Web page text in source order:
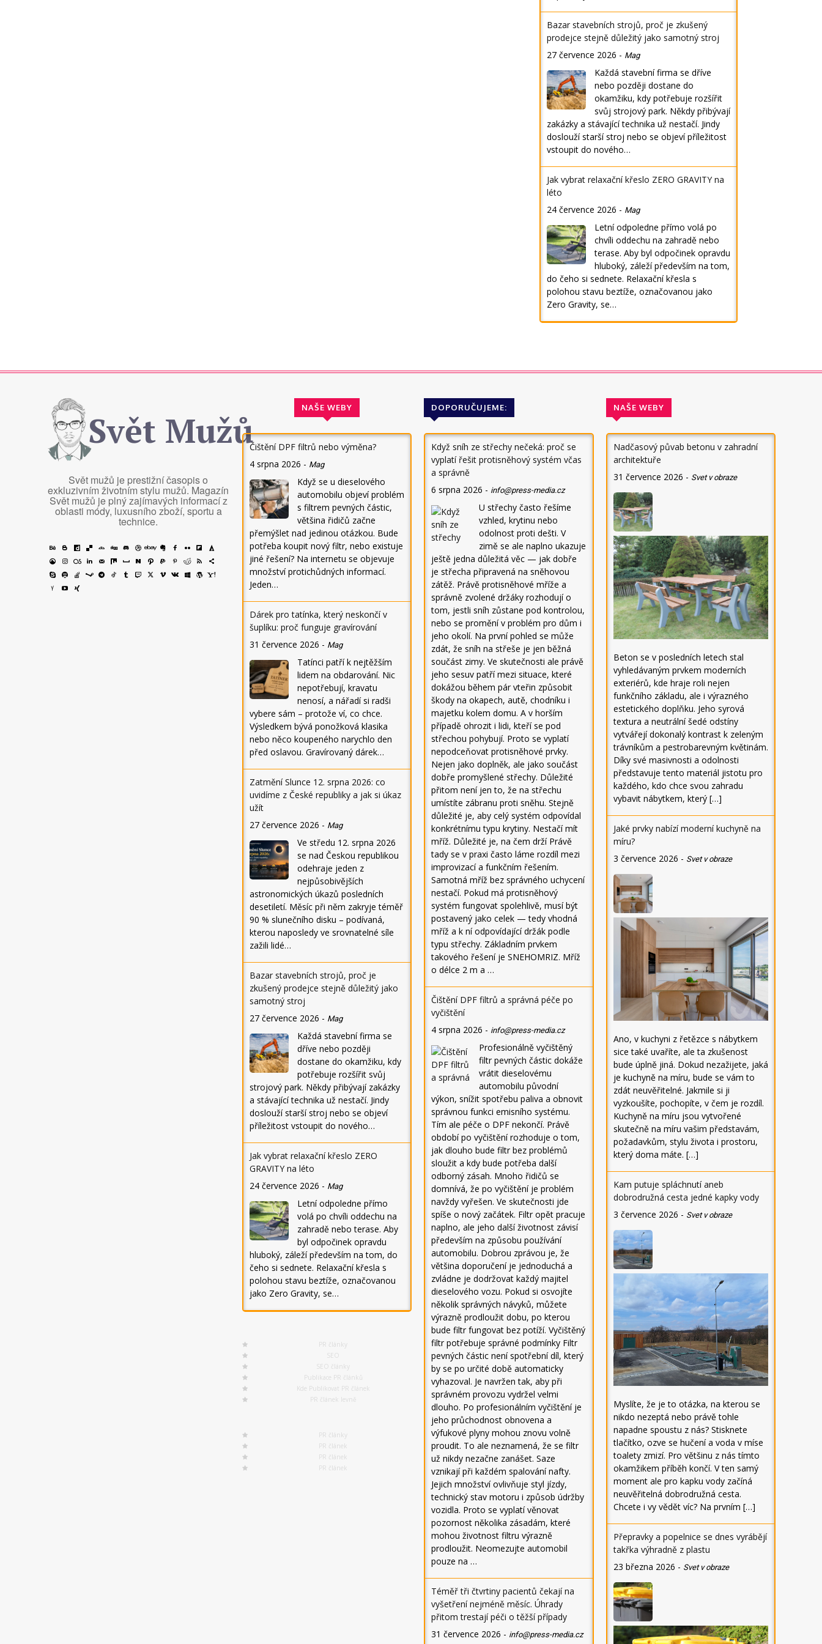
Bazar stavebních strojů, proč je zkušený
prodejce stejně důležitý jako samotný stroj
27 července 2026 - Mag
Každá stavební firma se dříve
nebo později dostane do
okamžiku, kdy potřebuje rozšířit
svůj strojový park. Někdy přibývají
zakázky a stávající technika už nestačí. Jindy
doslouží starší stroj nebo se objeví příležitost
vstoupit do nového…
Jak vybrat relaxační křeslo ZERO GRAVITY na
léto
24 července 2026 - Mag
Letní odpoledne přímo volá po
chvíli oddechu na zahradě nebo
terase. Aby byl odpočinek opravdu
hluboký, záleží především na tom,
do čeho si sednete. Relaxační křesla s
polohou stavu beztíže, označovanou jako
Zero Gravity, se…
Svět Mužů
Svět mužů je prestižní časopis o
exkluzivním životním stylu mužů. Magazín
Svět mužů je plný zajímavých informací z
oblasti módy, luxusního zboží, sportu a
technice.
NAŠE WEBY
Čištění DPF filtrů nebo výměna?
4 srpna 2026 - Mag
Když se u dieselového
automobilu objeví problém
s filtrem pevných částic,
většina řidičů začne
přemýšlet nad jedinou otázkou. Bude
potřeba koupit nový filtr, nebo existuje
jiné řešení? Na internetu se objevuje
množství protichůdných informací.
Jeden…
Dárek pro tatínka, který neskončí v
šuplíku: proč funguje gravírování
31 července 2026 - Mag
Tatínci patří k nejtěžším
lidem na obdarování. Nic
nepotřebují, kravatu
nenosí, a nářadí si radši
vybere sám – protože ví, co chce.
Výsledkem bývá ponožková klasika
nebo něco koupeného narychlo den
před oslavou. Gravírovaný dárek…
Zatmění Slunce 12. srpna 2026: co
uvidíme z České republiky a jak si úkaz
užít
27 července 2026 - Mag
Ve středu 12. srpna 2026
se nad Českou republikou
odehraje jeden z
nejpůsobivějších
astronomických úkazů posledních
desetiletí. Měsíc při něm zakryje téměř
90 % slunečního disku – podívaná,
kterou naposledy ve srovnatelné síle
zažili lidé…
Bazar stavebních strojů, proč je
zkušený prodejce stejně důležitý jako
samotný stroj
27 července 2026 - Mag
Každá stavební firma se
dříve nebo později
dostane do okamžiku, kdy
potřebuje rozšířit svůj
strojový park. Někdy přibývají zakázky
a stávající technika už nestačí. Jindy
doslouží starší stroj nebo se objeví
příležitost vstoupit do nového…
Jak vybrat relaxační křeslo ZERO
GRAVITY na léto
24 července 2026 - Mag
Letní odpoledne přímo
volá po chvíli oddechu na
zahradě nebo terase. Aby
byl odpočinek opravdu
hluboký, záleží především na tom, do
čeho si sednete. Relaxační křesla s
polohou stavu beztíže, označovanou
jako Zero Gravity, se…
PR články
SEO
SEO články
Publikace PR článků
Kde Publikovat PR článek
PR článek levně
PR články
PR článek
PR článek
PR článek
DOPORUČUJEME:
Když sníh ze střechy nečeká: proč se
vyplatí řešit protisněhový systém včas
a správně
6 srpna 2026 - info@press-media.cz
U střechy často řešíme
vzhled, krytinu nebo
odolnost proti dešti. V
zimě se ale naplno ukazuje
ještě jedna důležitá věc — jak dobře
je střecha připravená na sněhovou
zátěž. Právě protisněhové mříže a
správně zvolené držáky rozhodují o
tom, jestli sníh zůstane pod kontrolou,
nebo se promění v problém pro dům i
jeho okolí. Na první pohled se může
zdát, že sníh na střeše je jen běžná
součást zimy. Ve skutečnosti ale právě
jeho sesuv patří mezi situace, které
dokážou během pár vteřin způsobit
škody na okapech, autě, chodníku i
majetku kolem domu. A v horším
případě ohrozit i lidi, kteří se pod
střechou pohybují. Proto se vyplatí
nepodceňovat protisněhové prvky.
Nejen jako doplněk, ale jako součást
dobře promyšlené střechy. Důležité
přitom není jen to, že na střechu
umístíte zábranu proti sněhu. Stejně
důležité je, aby celý systém odpovídal
konkrétnímu typu krytiny. Nestačí mít
mříž. Důležité je, na čem drží Právě
tady se v praxi často láme rozdíl mezi
improvizací a funkčním řešením.
Samotná mříž bez správného uchycení
nestačí. Pokud má protisněhový
systém fungovat spolehlivě, musí být
postavený jako celek — tedy vhodná
mříž a k ní odpovídající držák podle
typu střechy. Základním prvkem
takového řešení je SNEHOMRIZ. Mříž
o délce 2 m a …
Čištění DPF filtrů a správná péče po
vyčištění
4 srpna 2026 - info@press-media.cz
Profesionálně vyčištěný
filtr pevných částic dokáže
vrátit dieselovému
automobilu původní
výkon, snížit spotřebu paliva a obnovit
správnou funkci emisního systému.
Tím ale péče o DPF nekončí. Právě
období po vyčištění rozhoduje o tom,
jak dlouho bude filtr bez problémů
sloužit a kdy bude potřeba další
odborný zásah. Mnoho řidičů se
domnívá, že po vyčištění je problém
navždy vyřešen. Ve skutečnosti jde
spíše o nový začátek. Filtr opět pracuje
naplno, ale jeho další životnost závisí
především na způsobu používání
automobilu. Dobrou zprávou je, že
většina doporučení je jednoduchá a
zvládne je dodržovat každý majitel
dieselového vozu. Pokud si osvojíte
několik správných návyků, můžete
výrazně prodloužit dobu, po kterou
bude filtr fungovat bez potíží. Vyčištěný
filtr potřebuje správné podmínky Filtr
pevných částic není spotřební díl, který
by se po určité době automaticky
vyhazoval. Je navržen tak, aby při
správném provozu vydržel velmi
dlouho. Po profesionálním vyčištění je
jeho průchodnost obnovena a
výfukové plyny mohou znovu volně
proudit. To ale neznamená, že se filtr
už nikdy nezačne zanášet. Saze
vznikají při každém spalování nafty.
Jejich množství ovlivňuje styl jízdy,
technický stav motoru i způsob údržby
vozidla. Proto se vyplatí věnovat
pozornost několika zásadám, které
mohou životnost filtru výrazně
prodloužit. Neomezujte automobil
pouze na …
Téměř tři čtvrtiny pacientů čekají na
vyšetření nejméně měsíc. Úhrady
přitom trestají péči o těžší případy
31 července 2026 - info@press-media.cz
NAŠE WEBY
Nadčasový půvab betonu v zahradní
architektuře
31 července 2026 - Svet v obraze
Beton se v posledních letech stal
vyhledávaným prvkem moderních
exteriérů, kde hraje roli nejen
funkčního základu, ale i výrazného
estetického doplňku. Jeho syrová
textura a neutrální šedé odstíny
vytvářejí dokonalý kontrast k zeleným
trávníkům a pestrobarevným květinám.
Díky své masivnosti a odolnosti
představuje tento materiál jistotu pro
každého, kdo chce svou zahradu
vybavit nábytkem, který […]
Jaké prvky nabízí moderní kuchyně na
míru?
3 července 2026 - Svet v obraze
Ano, v kuchyni z řetězce s nábytkem
sice také uvaříte, ale ta zkušenost
bude úplně jiná. Dokud nezažijete, jaká
je kuchyně na míru, bude se vám to
zdát neuvěřitelné. Jakmile si ji
vyzkoušíte, pochopíte, v čem je rozdíl.
Kuchyně na míru jsou vytvořené
skutečně na míru vašim představám,
požadavkům, stylu života i prostoru,
který doma máte. […]
Kam putuje spláchnutí aneb
dobrodružná cesta jedné kapky vody
3 července 2026 - Svet v obraze
Myslíte, že je to otázka, na kterou se
nikdo nezeptá nebo právě tohle
napadne spoustu z nás? Stisknete
tlačítko, ozve se hučení a voda v míse
toalety zmizí. Pro většinu z nás tímto
okamžikem příběh končí. V ten samý
moment ale pro kapku vody začíná
neuvěřitelná dobrodružná cesta.
Chcete i vy vědět víc? Na prvním […]
Přepravky a popelnice se dnes vyrábějí
takřka výhradně z plastu
23 března 2026 - Svet v obraze